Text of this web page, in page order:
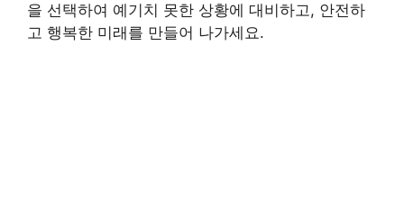
을 선택하여 예기치 못한 상황에 대비하고, 안전하
고 행복한 미래를 만들어 나가세요.